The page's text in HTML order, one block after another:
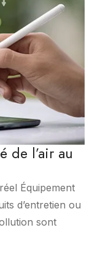
de l’air au
Équipement
d’entretien ou
sont